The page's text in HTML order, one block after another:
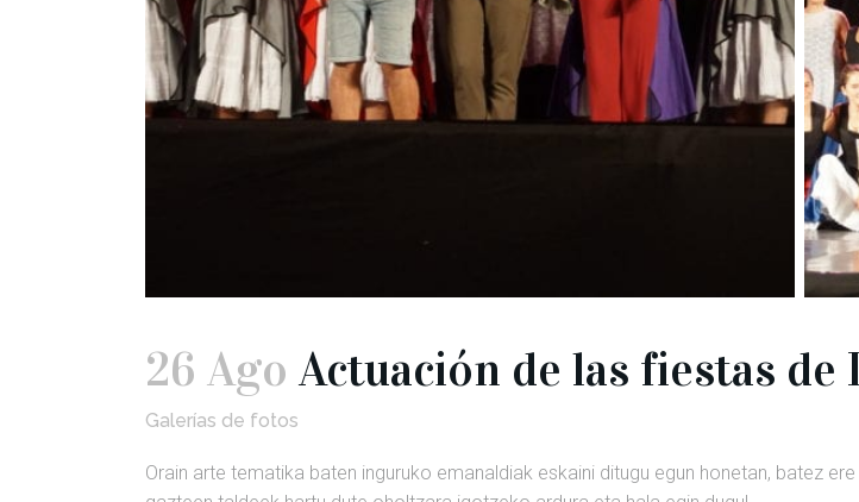
26 Ago Actuación de las fiestas de
Galerías de fotos
Orain arte tematika baten inguruko emanaldiak eskaini ditugu egun honetan, batez